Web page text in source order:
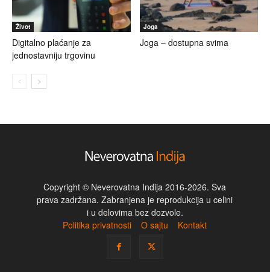
Život
Digitalno plaćanje za
jednostavniju trgovinu
Joga
Joga – dostupna svima
Copyright © Neverovatna Indija 2016-2026. Sva
prava zadržana. Zabranjena je reprodukcija u celini
i u delovima bez dozvole.
Politika privatnosti
O sajtu Kontakt